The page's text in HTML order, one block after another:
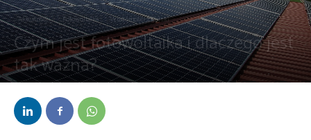
Aktualności Fotowoltaika Wiadomości z Polski
Czym jest fotowoltaika i dlaczego jest
tak ważna?
Przez kaef-